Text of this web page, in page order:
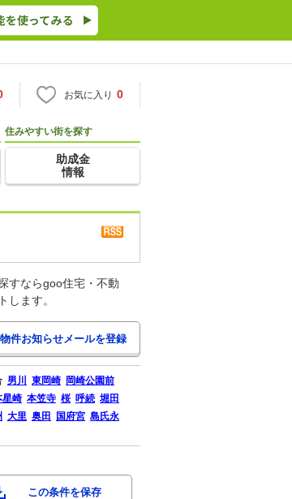
お気に入り 0
住みやすい街を探す
助成金
情報
すならgoo住宅・不動
ます。
男川 東岡崎 岡崎公園前
星崎 本笠寺 桜 呼続 堀田
大里 奥田 国府宮 島氏永
この条件を保存